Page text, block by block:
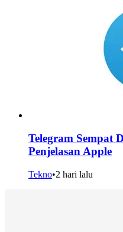
Telegram Sempat
Penjelasan Apple
Tekno•2 hari lalu